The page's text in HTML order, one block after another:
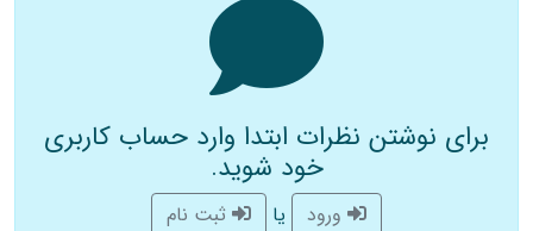
برای نوشتن نظرات ابتدا وارد حساب کاربری
خود شوید.
یا